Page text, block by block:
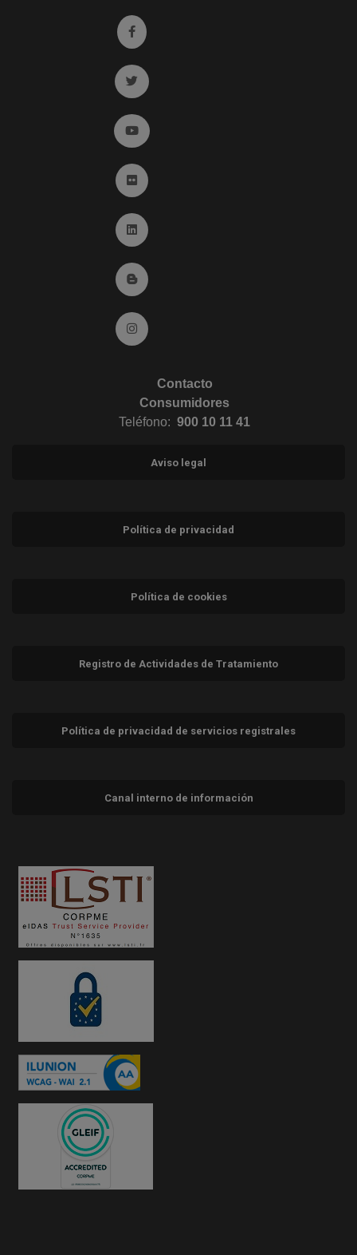
Ir a facebook (abre en ventana nueva)
Ir a twitter (abre en ventana nueva)
Ir a YouTube (abre en ventana nueva)
Ir a Flickr (abre en ventana nueva)
Ir a Linkedin (abre en ventana nueva)
Ir al Blog (abre en ventana nueva)
Ir a Instagram (abre en ventana nueva)
Contacto
Consumidores
Teléfono: 900 10 11 41
Aviso legal
Política de privacidad
Política de cookies
Registro de Actividades de Tratamiento
Política de privacidad de servicios registrales
Canal interno de información